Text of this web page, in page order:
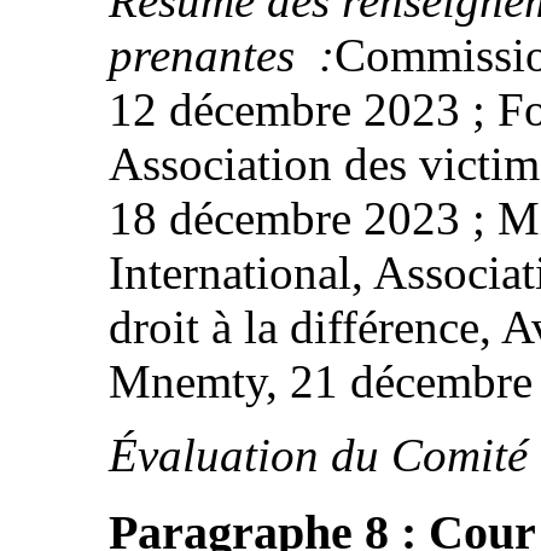
prenantes :
12 décembre 2023 ;
Association des
18 décembre 2023 ;
International,
droit à la différence,
Mnemty, 21
Évaluation du Comité
Paragraphe 8 :